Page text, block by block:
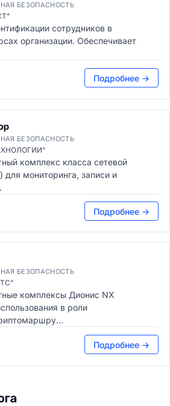
БЕЗОПАСНОСТЬ
сотрудников в
организации. Обеспечивает
Подробнее →
БЕЗОПАСНОСТЬ
комплекс класса сетевой
для мониторинга, записи и
Подробнее →
БЕЗОПАСНОСТЬ
комплексы Дионис NX
в роли
Подробнее →